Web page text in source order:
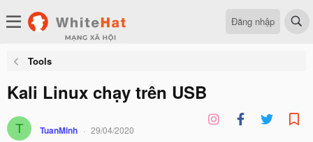
Đăng nhập
Tools
Kali Linux chạy trên USB
T TuanMinh 29/04/2020